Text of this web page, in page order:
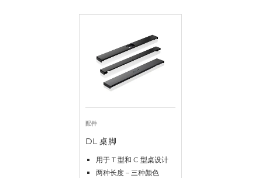
配件
DL 桌脚
用于 T 型和 C 型桌设计
两种长度 – 三种颜色